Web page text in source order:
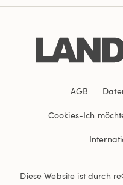
AGB
Cookies-Ich
Diese Website ist durch